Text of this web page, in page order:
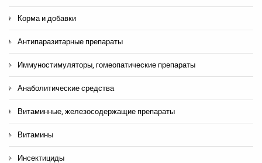
Корма и добавки
Антипаразитарные препараты
Иммуностимуляторы, гомеопатические препараты
Анаболитические средства
Витаминные, железосодержащие препараты
Витамины
Инсектициды